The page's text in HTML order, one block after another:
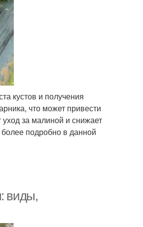
кустов и получения
что может привести
уход за малиной и снижает
подробно в данной
виды,